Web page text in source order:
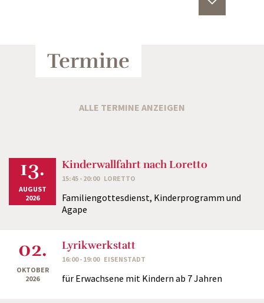
Termine
ALLE TERMINE ANZEIGEN
13.
AUGUST
2026
Kinderwallfahrt nach Loretto
15:45 - 20:00 LORETTO
Familiengottesdienst, Kinderprogramm und
Agape
02.
OKTOBER
2026
Lyrikwerkstatt
16:00 - 19:00 EISENSTADT
für Erwachsene mit Kindern ab 7 Jahren